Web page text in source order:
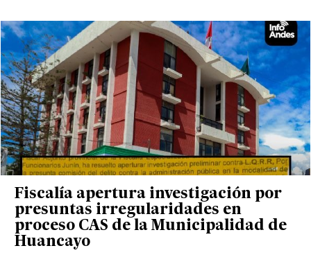
Fiscalía apertura investigación por
presuntas irregularidades en
proceso CAS de la Municipalidad de
Huancayo